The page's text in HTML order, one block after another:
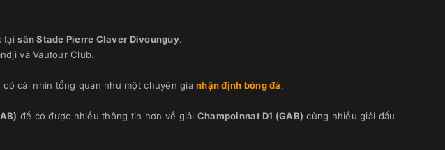
tạisânStade Pierre Claver Divounguy.
vàVautour Club.
cái nhìn tổng quan như một chuyên gia nhận định bóng đá.
để có được nhiều thông tin hơn về giải Champoinnat D1 (GAB) cùng nhiều giải đấu